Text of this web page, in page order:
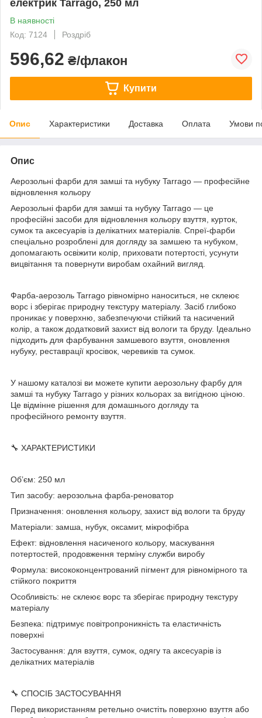
електрик Tarrago, 250 мл
В наявності
Код: 7124
Роздріб
596,62 ₴/флакон
Купити
Опис Характеристики Доставка Оплата Умови
Опис
Аерозольні фарби для замші та нубуку Tarrago — професійне
відновлення кольору
Аерозольні фарби для замші та нубуку Tarrago — це
професійні засоби для відновлення кольору взуття, курток,
сумок та аксесуарів із делікатних матеріалів. Спреї-фарби
спеціально розроблені для догляду за замшею та нубуком,
допомагають освіжити колір, приховати потертості, усунути
вицвітання та повернути виробам охайний вигляд.
Фарба-аерозоль Tarrago рівномірно наноситься, не склеює
ворс і зберігає природну текстуру матеріалу. Засіб глибоко
проникає у поверхню, забезпечуючи стійкий та насичений
колір, а також додатковий захист від вологи та бруду. Ідеально
підходить для фарбування замшевого взуття, оновлення
нубуку, реставрації кросівок, черевиків та сумок.
У нашому каталозі ви можете купити аерозольну фарбу для
замші та нубуку Tarrago у різних кольорах за вигідною ціною.
Це відмінне рішення для домашнього догляду та
професійного ремонту взуття.
🔧 ХАРАКТЕРИСТИКИ
Об’єм: 250 мл
Тип засобу: аерозольна фарба-реноватор
Призначення: оновлення кольору, захист від вологи та бруду
Матеріали: замша, нубук, оксамит, мікрофібра
Ефект: відновлення насиченого кольору, маскування
потертостей, продовження терміну служби виробу
Формула: висококонцентрований пігмент для рівномірного та
стійкого покриття
Особливість: не склеює ворс та зберігає природну текстуру
матеріалу
Безпека: підтримує повітропроникність та еластичність
поверхні
Застосування: для взуття, сумок, одягу та аксесуарів із
делікатних матеріалів
🔧 СПОСІБ ЗАСТОСУВАННЯ
Перед використанням ретельно очистіть поверхню взуття або